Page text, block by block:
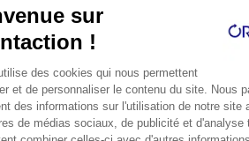
Création d'entreprise